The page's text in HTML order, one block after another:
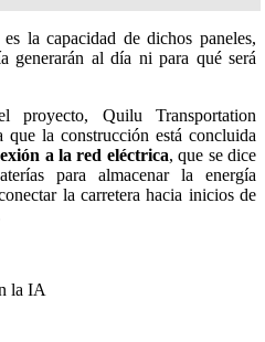
la capacidad de dichos paneles,
generarán al día ni para qué será
proyecto, Quilu Transportation
la construcción está concluida
a la red eléctrica, que se dice
para almacenar la energía
la carretera hacia inicios de
la IA